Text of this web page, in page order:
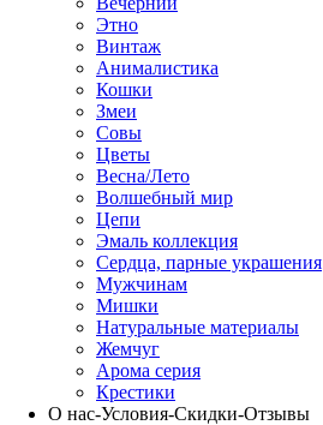
Этно
Винтаж
Анималистика
Кошки
Змеи
Совы
Цветы
Весна/Лето
Волшебный мир
Цепи
Эмаль коллекция
Сердца, парные украшения
Мужчинам
Мишки
Натуральные материалы
Жемчуг
Арома серия
Крестики
О нас-Условия-Скидки-Отзывы